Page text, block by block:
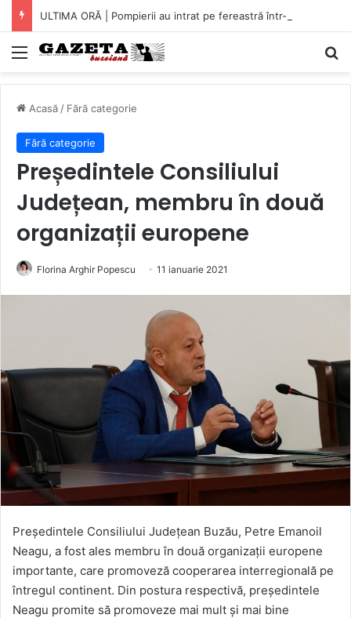
Mediu
Acasă / Fără categorie
Fără categorie
Președintele Consiliului
Județean, membru în două
organizații europene
Florina Arghir Popescu 11 ianuarie 2021
Președintele Consiliului Județean Buzău, Petre Emanoil
Neagu, a fost ales membru în două organizații europene
importante, care promoveză cooperarea interregională pe
întregul continent. Din postura respectivă, președintele
Neagu promite să promoveze mai mult și mai bine